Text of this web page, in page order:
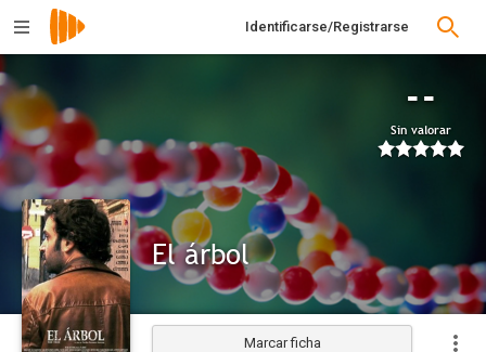
Identificarse/Registrarse
--
Sin valorar
El árbol
Marcar ficha